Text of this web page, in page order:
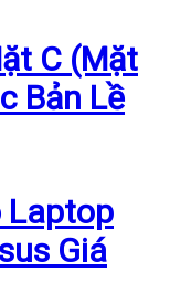
C (Mặt
Bản Lề
Laptop
Giá